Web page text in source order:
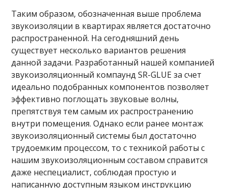
Таким образом, обозначенная выше проблема
звукоизоляции в квартирах является достаточно
распространенной. На сегодняшний день
существует несколько вариантов решения
данной задачи. Разработанный нашей компанией
звукоизоляционный компаунд SR-GLUE за счет
идеально подобранных компонентов позволяет
эффективно поглощать звуковые волны,
препятствуя тем самым их распространению
внутри помещения. Однако если ранее монтаж
звукоизоляционный системы был достаточно
трудоемким процессом, то с техникой работы с
нашим звукоизоляционным составом справится
даже неспециалист, соблюдая простую и
написанную доступным языком инструкцию